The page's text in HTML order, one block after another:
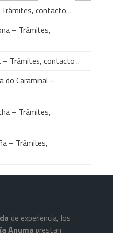
Trámites, contacto…
– Trámites,
– Trámites, contacto…
do Caramiñal –
– Trámites,
– Trámites,
de experiencia, los
Anuma prestan